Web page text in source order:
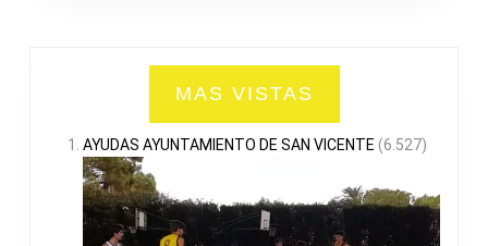
MAS VISTAS
AYUDAS AYUNTAMIENTO DE SAN VICENTE (6.527)